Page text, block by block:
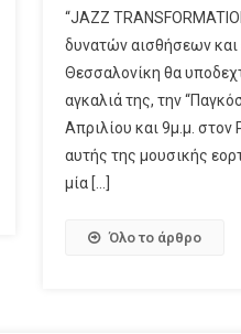
“JAZZ
δυνατών αισθήσεων και
Θεσσαλονίκη θα
αγκαλιά της, την
Απριλίου και 9μ.μ. στον
αυτής της μουσικής
μία […]
Όλο το άρθρο